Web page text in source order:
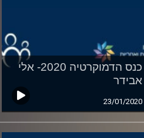
כנס הדמוקרטיה 2020- אלי
אבידר
23/01/2020